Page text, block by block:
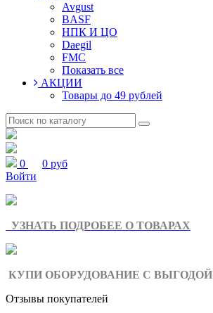
Avgust
BASF
НПК И ЦО
Daegil
FMC
Показать все
АКЦИИ
Товары до 49 рублей
0
0 руб
Войти
УЗНАТЬ ПОДРОБЕЕ О ТОВАРАХ
КУПИ ОБОРУДОВАНИЕ С ВЫГОДОЙ
Отзывы покупателей